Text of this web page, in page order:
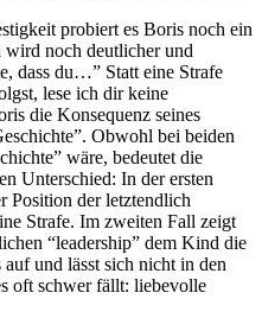
probiert es Boris noch ein
noch deutlicher und
dass du…” Statt eine Strafe
lese ich dir keine
die Konsequenz seines
Obwohl bei beiden
wäre, bedeutet die
Unterschied: In der ersten
Position der letztendlich
Strafe. Im zweiten Fall zeigt
“leadership” dem Kind die
und lässt sich nicht in den
oft schwer fällt: liebevolle